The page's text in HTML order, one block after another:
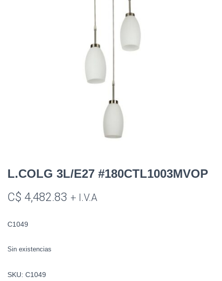
L.COLG 3L/E27 #180CTL1003MVOP
C$ 4,482.83 + I.V.A
C1049
Sin existencias
SKU: C1049